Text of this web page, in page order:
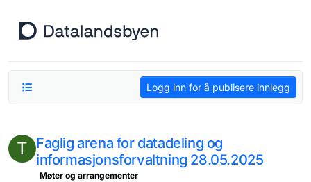
Logg inn for å publisere innlegg
T Faglig arena for datadeling og
informasjonsforvaltning 28.05.2025
Møter og arrangementer